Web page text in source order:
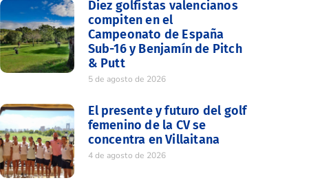
Diez golfistas valencianos
compiten en el
Campeonato de España
Sub-16 y Benjamín de Pitch
& Putt
5 de agosto de 2026
El presente y futuro del golf
femenino de la CV se
concentra en Villaitana
4 de agosto de 2026